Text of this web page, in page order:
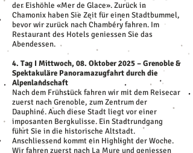
der Eishöhle «Mer de Glace». Zurück in
Chamonix haben Sie Zeit für einen Stadtbummel,
bevor wir zurück nach Chambéry fahren. Im
Restaurant des Hotels geniessen Sie das
Abendessen.
4. Tag I Mittwoch, 08. Oktober 2025 – Grenoble &
Spektakuläre Panoramazugfahrt durch die
Alpenlandschaft
Nach dem Frühstück fahren wir mit dem Reisecar
zuerst nach Grenoble, zum Zentrum der
Dauphiné. Auch diese Stadt liegt vor einer
imposanten Bergkulisse. Ein Stadtrundgang
führt Sie in die historische Altstadt.
Anschliessend kommt ein Highlight der Woche.
Wir fahren zuerst nach La Mure und geniessen